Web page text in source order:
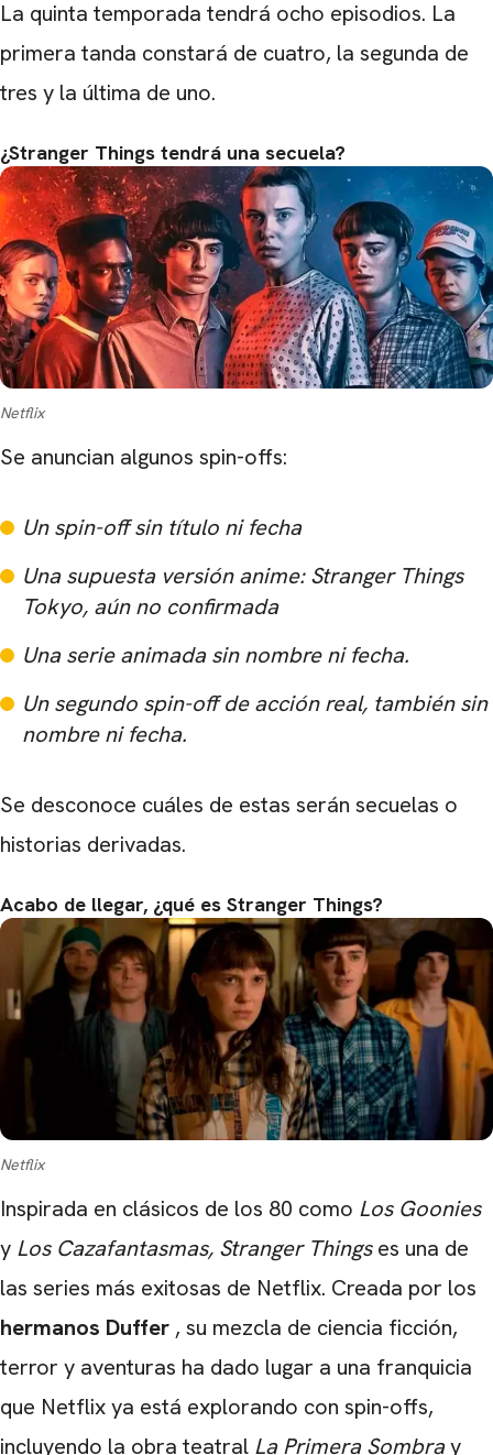
La quinta temporada tendrá ocho episodios. La
primera tanda constará de cuatro, la segunda de
tres y la última de uno.
¿Stranger Things tendrá una secuela?
Netflix
Se anuncian algunos spin-offs:
Un spin-off sin título ni fecha
Una supuesta versión anime: Stranger Things
Tokyo, aún no confirmada
Una serie animada sin nombre ni fecha.
Un segundo spin-off de acción real, también sin
nombre ni fecha.
Se desconoce cuáles de estas serán secuelas o
historias derivadas.
Acabo de llegar, ¿qué es Stranger Things?
Netflix
Inspirada en clásicos de los 80 como Los Goonies
y Los Cazafantasmas, Stranger Thingses una de
las series más exitosas de Netflix. Creada por los
hermanos Duffer , su mezcla de ciencia ficción,
terror y aventuras ha dado lugar a una franquicia
que Netflix ya está explorando con spin-offs,
incluyendo la obra teatral La Primera Sombray